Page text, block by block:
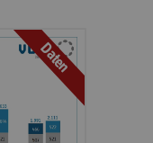
Daten